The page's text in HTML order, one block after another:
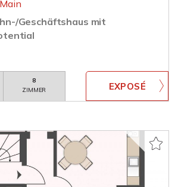
Geschäftshaus mit
8
ZIMMER